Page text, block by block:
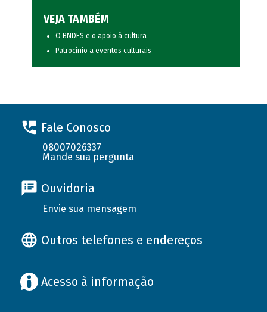
VEJA TAMBÉM
O BNDES e o apoio à cultura
Patrocínio a eventos culturais
Fale Conosco
08007026337
Mande sua pergunta
Ouvidoria
Envie sua mensagem
Outros telefones e endereços
Acesso à informação